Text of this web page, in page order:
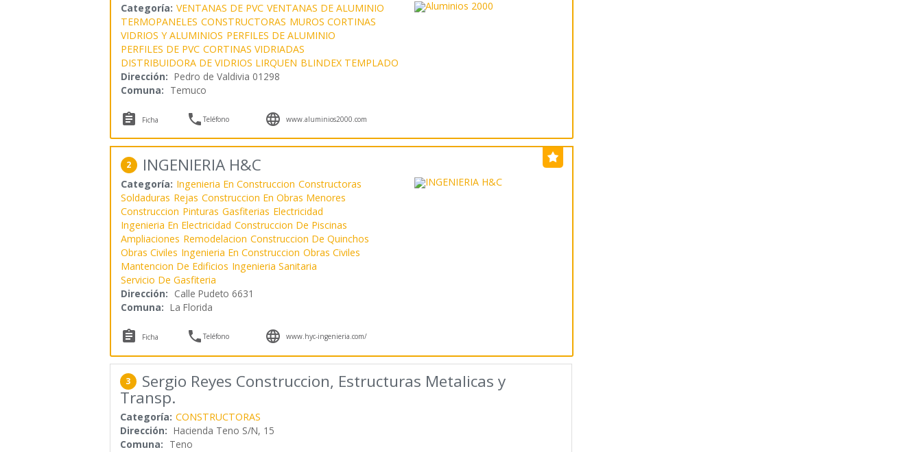
Categoría: VENTANAS DE PVC VENTANAS DE ALUMINIO
TERMOPANELES CONSTRUCTORAS MUROS CORTINAS
VIDRIOS Y ALUMINIOS PERFILES DE ALUMINIO
PERFILES DE PVC CORTINAS VIDRIADAS
DISTRIBUIDORA DE VIDRIOS LIRQUEN BLINDEX TEMPLADO
Dirección: Pedro de Valdivia 01298
Comuna: Temuco
 Ficha Teléfono  www.aluminios2000.com
2 INGENIERIA H&C
Categoría: Ingenieria En Construccion Constructoras
Soldaduras Rejas Construccion En Obras Menores
Construccion Pinturas Gasfiterias Electricidad
Ingenieria En Electricidad Construccion De Piscinas
Ampliaciones Remodelacion Construccion De Quinchos
Obras Civiles Ingenieria En Construccion Obras Civiles
Mantencion De Edificios Ingenieria Sanitaria
Servicio De Gasfiteria
Dirección: Calle Pudeto 6631
Comuna: La Florida
 Ficha Teléfono  www.hyc-ingenieria.com/
3 Sergio Reyes Construccion, Estructuras Metalicas y
Transp.
Categoría: CONSTRUCTORAS
Dirección: Hacienda Teno S/N, 15
Comuna: Teno